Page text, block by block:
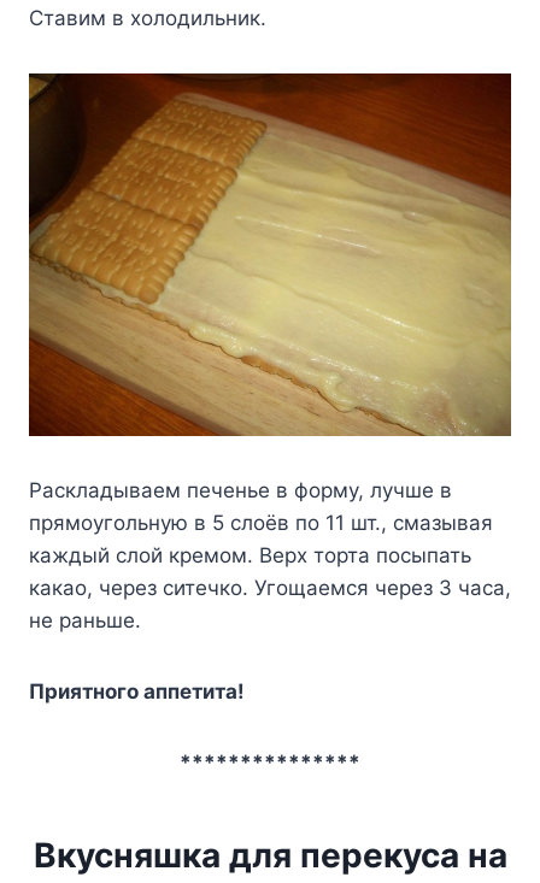
Ставим в холодильник.
Раскладываем печенье в форму, лучше в
прямоугольную в 5 слоёв по 11 шт., смазывая
каждый слой кремом. Верх торта посыпать
какао, через ситечко. Угощаемся через 3 часа,
не раньше.
Приятного аппетита!
***************
Вкусняшка для перекуса на